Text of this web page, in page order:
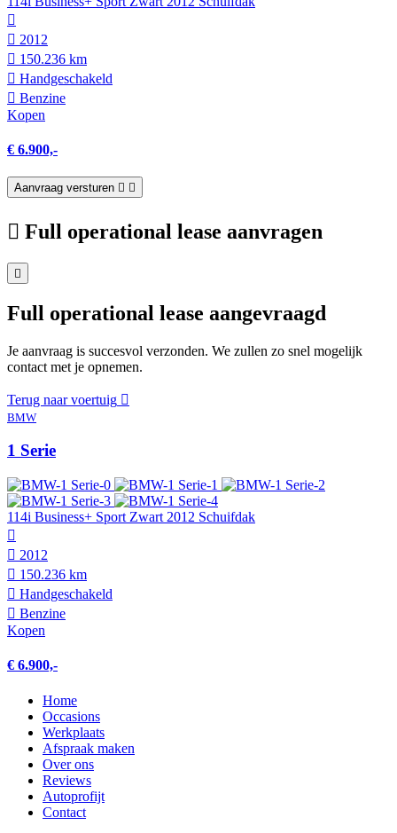
2012
150.236 km
Hand­geschakeld
Benzine
Kopen
€ 6.900,-
Aanvraag versturen
Full operational lease aanvragen
Full operational lease aangevraagd
Je aanvraag is succesvol verzonden. We zullen zo snel mogelijk
contact met je opnemen.
Terug naar voertuig
BMW
1 Serie
114i Business+ Sport Zwart 2012 Schuifdak
2012
150.236 km
Hand­geschakeld
Benzine
Kopen
€ 6.900,-
Home
Occasions
Werkplaats
Afspraak maken
Over ons
Reviews
Autoprofijt
Contact